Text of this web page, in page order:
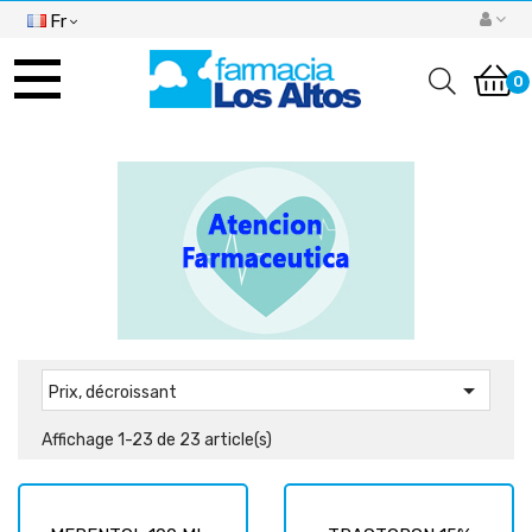
Fr
Basculer
navigation
0
Prix, décroissant 
Affichage 1-23 de 23 article(s)